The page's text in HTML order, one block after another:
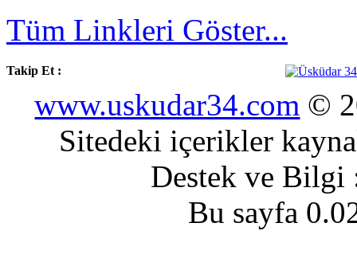
Tüm Linkleri Göster...
Takip Et :
www.uskudar34.com ©
Sitedeki içerikler
Destek ve
Bu sayfa